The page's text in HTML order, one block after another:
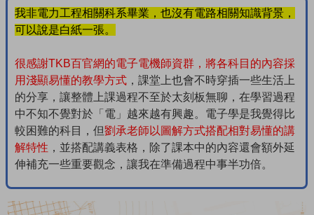
我非電力工程相關科系畢業，也沒有電路相關知識背景，
可以說是白紙一張。
很感謝TKB百官網的電子電機師資群，將各科目的內容採
用淺顯易懂的教學方式 ，課堂上也會不時穿插一些生活上
的分享，讓整體上課過程不至於太刻板無聊，在學習過程
中不知不覺對於「電」越來越有興趣。電子學是我覺得比
較困難的科目，但劉承老師以圖解方式搭配相對易懂的講
解特性 ，並搭配講義表格，除了課本中的內容還會額外延
伸補充一些重要觀念，讓我在準備過程中事半功倍。